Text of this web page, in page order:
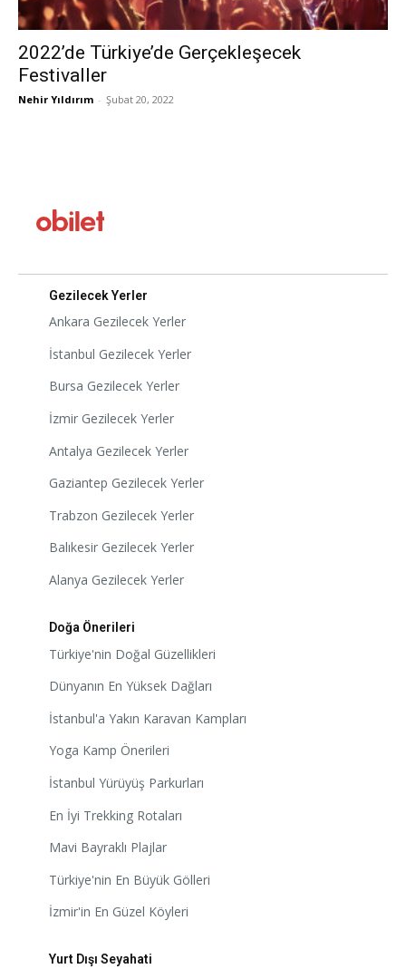
2022’de Türkiye’de Gerçekleşecek
Festivaller
Nehir Yıldırım - Şubat 20, 2022
Gezilecek Yerler
Ankara Gezilecek Yerler
İstanbul Gezilecek Yerler
Bursa Gezilecek Yerler
İzmir Gezilecek Yerler
Antalya Gezilecek Yerler
Gaziantep Gezilecek Yerler
Trabzon Gezilecek Yerler
Balıkesir Gezilecek Yerler
Alanya Gezilecek Yerler
Doğa Önerileri
Türkiye'nin Doğal Güzellikleri
Dünyanın En Yüksek Dağları
İstanbul'a Yakın Karavan Kampları
Yoga Kamp Önerileri
İstanbul Yürüyüş Parkurları
En İyi Trekking Rotaları
Mavi Bayraklı Plajlar
Türkiye'nin En Büyük Gölleri
İzmir'in En Güzel Köyleri
Yurt Dışı Seyahati